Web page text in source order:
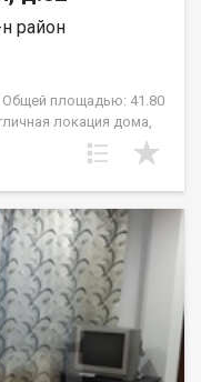
район
Общей площадью: 41.80
локация дома,
доступности
и магазины!
удобно и
Возможен обмен
в рассрочку. При
-